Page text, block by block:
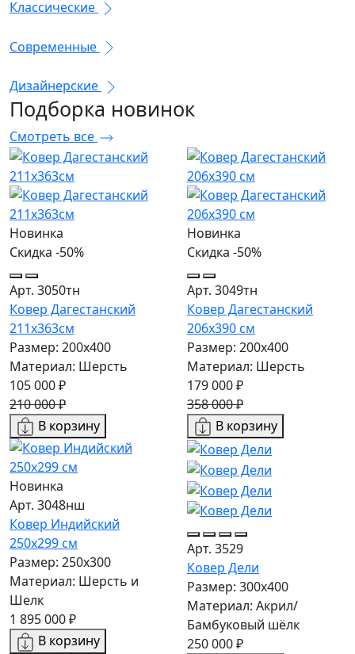
Классические
Современные
Дизайнерские
Подборка новинок
Смотреть все
Новинка
Скидка -50%
Арт. 3050тн
Ковер Дагестанский
211x363см
Размер: 200х400
Материал: Шерсть
105 000 ₽
210 000 ₽
В корзину
Новинка
Скидка -50%
Арт. 3049тн
Ковер Дагестанский
206x390 см
Размер: 200х400
Материал: Шерсть
179 000 ₽
358 000 ₽
В корзину
Новинка
Арт. 3048нш
Ковер Индийский
250x299 см
Размер: 250x300
Материал: Шерсть и
Шелк
1 895 000 ₽
В корзину
Арт. 3529
Ковер Дели
Размер: 300х400
Материал: Акрил/
Бамбуковый шёлк
250 000 ₽